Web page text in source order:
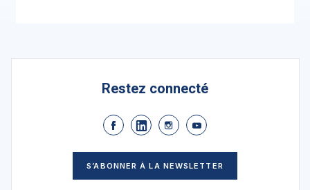
Restez connecté
S’ABONNER À LA NEWSLETTER